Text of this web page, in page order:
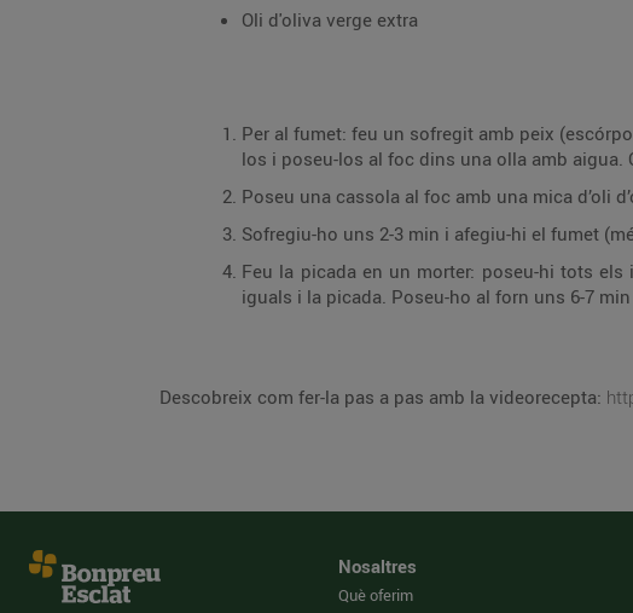
Oli d'oliva verge extra
Per al fumet: feu un sofregit amb peix
los i poseu-los al foc dins una olla amb aigua.
Poseu una cassola al foc amb una mica d’oli
Sofregiu-ho uns 2-3 min i afegiu-hi el fumet
Feu la picada en un morter: poseu-hi tots
iguals i la picada. Poseu-ho al forn uns 6-7 min
Descobreix com fer-la pas a pas amb la videorecepta:
Nosaltres
Què oferim